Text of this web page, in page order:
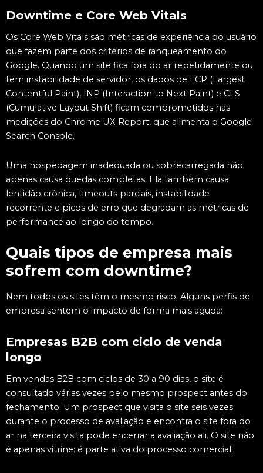
Downtime e Core Web Vitals
Os Core Web Vitals são métricas de experiência do usuário
que fazem parte dos critérios de ranqueamento do
Google. Quando um site fica fora do ar repetidamente ou
tem instabilidade de servidor, os dados de LCP (Largest
Contentful Paint), INP (Interaction to Next Paint) e CLS
(Cumulative Layout Shift) ficam comprometidos nas
medições do Chrome UX Report, que alimenta o Google
Search Console.
Uma hospedagem inadequada ou sobrecarregada não
apenas causa quedas completas. Ela também causa
lentidão crônica, timeouts parciais, instabilidade
recorrente e picos de erro que degradam as métricas de
performance ao longo do tempo.
Quais tipos de empresa mais
sofrem com downtime?
Nem todos os sites têm o mesmo risco. Alguns perfis de
empresa sentem o impacto de forma mais aguda:
Empresas B2B com ciclo de venda
longo
Em vendas B2B com ciclos de 30 a 90 dias, o site é
consultado várias vezes pelo mesmo prospect antes do
fechamento. Um prospect que visita o site seis vezes
durante o processo de avaliação e encontra o site fora do
ar na terceira visita pode encerrar a avaliação ali. O site não
é apenas vitrine: é parte ativa do processo comercial.